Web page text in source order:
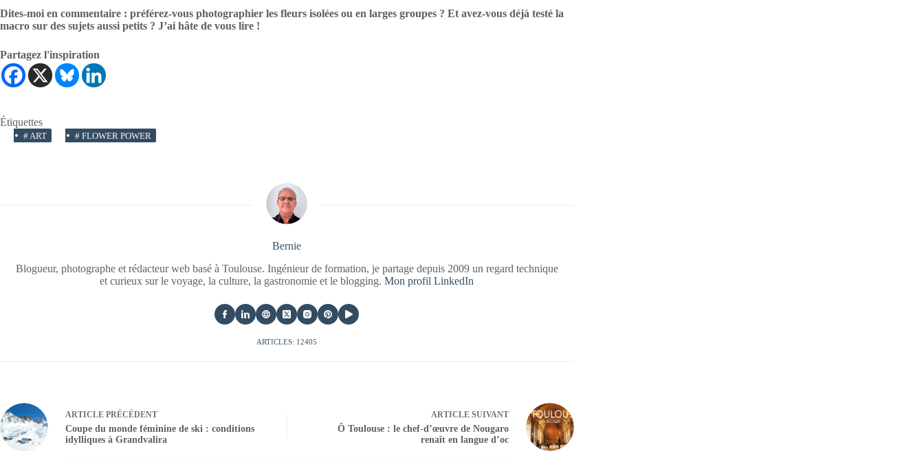
Dites-moi en commentaire : préférez-vous photographier les fleurs isolées ou en larges groupes ? Et avez-vous déjà testé la
macro sur des sujets aussi petits ? J’ai hâte de vous lire !
Partagez l'inspiration
Étiquettes
# ART # FLOWER POWER
Bernie
Blogueur, photographe et rédacteur web basé à Toulouse. Ingénieur de formation, je partage depuis 2009 un regard technique
et curieux sur le voyage, la culture, la gastronomie et le blogging.Mon profil LinkedIn
ARTICLES: 12405
ARTICLE PRÉCÉDENT
Coupe du monde féminine de ski : conditions
idylliques à Grandvalira
ARTICLESUIVANT
Ô Toulouse : le chef-d’œuvre de Nougaro
renaît en langue d’oc